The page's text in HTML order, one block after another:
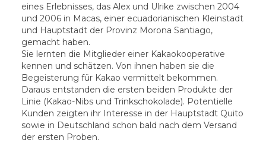
eines Erlebnisses, das Alex und Ulrike zwischen 2004
und 2006 in Macas, einer ecuadorianischen Kleinstadt
und Hauptstadt der Provinz Morona Santiago,
gemacht haben.
Sie lernten die Mitglieder einer Kakaokooperative
kennen und schätzen. Von ihnen haben sie die
Begeisterung für Kakao vermittelt bekommen.
Daraus entstanden die ersten beiden Produkte der
Linie (Kakao-Nibs und Trinkschokolade). Potentielle
Kunden zeigten ihr Interesse in der Hauptstadt Quito
sowie in Deutschland schon bald nach dem Versand
der ersten Proben.